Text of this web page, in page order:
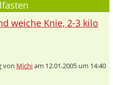
weiche Knie, 2-3 kilo
von Michiam 12.01.2005 um 14:40